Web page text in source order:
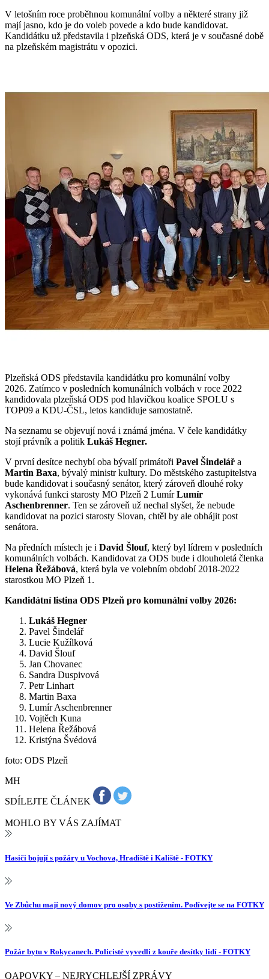
V letošním roce proběhnou komunální volby a některé strany již
mají jasno, kdo je do voleb povede a kdo bude kandidovat.
Kandidátku už představila i plzeňská ODS, která je v současné době
na plzeňském magistrátu v opozici.
Plzeňská ODS představila kandidátku pro komunální volby
2026. Zatímco v posledních komunálních volbách v roce 2022
kandidovala plzeňská ODS pod hlavičkou koalice SPOLU s
TOP09 a KDU-ČSL, letos kandiduje samostatně.
Na seznamu se objevují nová i známá jména. V čele kandidátky
stojí právník a politik Lukáš Hegner.
V první desítce nechybí oba bývalí primátoři Pavel Šindelář a
Martin Baxa, bývalý ministr kultury. Do městského zastupitelstva
bude kandidovat i současný senátor, který zároveň dlouhé roky
vykonává funkci starosty MO Plzeň 2 LumírLumír
Aschenbrenner. Ten se zároveň už nechal slyšet, že nebude
kandidovat na pozici starosty Slovan, chtěl by ale obhájit post
senátora.
Na předních místech je i David Šlouf, který byl lídrem v posledních
komunálních volbách. Kandidovat za ODS bude i dlouholetá členka
Helena Řežábová, která byla ve volebním období 2018-2022
starostkou MO Plzeň 1.
Kandidátní listina ODS Plzeň pro komunální volby 2026:
Lukáš Hegner
Pavel Šindelář
Lucie Kužílková
David Šlouf
Jan Chovanec
Sandra Duspivová
Petr Linhart
Martin Baxa
Lumír Aschenbrenner
Vojtěch Kuna
Helena Řežábová
Kristýna Švédová
foto: ODS Plzeň
MH
SDÍLEJTE ČLÁNEK
MOHLO BY VÁS ZAJÍMAT
Hasiči bojují s požáry u Vochova, Hradiště i Kaliště - FOTKY
Ve Zbůchu mají nový domov pro osoby s postižením. Podívejte se na FOTKY
Požár bytu v Rokycanech. Policisté vyvedli z kouře desítky lidí - FOTKY
QAPOVKY – NEJRYCHLEJŠÍ ZPRÁVY